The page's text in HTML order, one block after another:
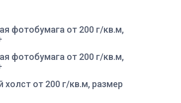
фотобумага от 200 г/кв.м,
фотобумага от 200 г/кв.м,
холст от 200 г/кв.м, размер